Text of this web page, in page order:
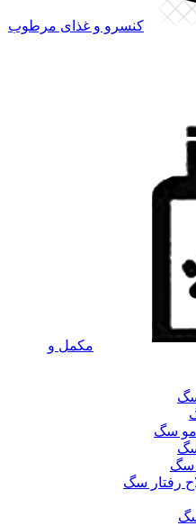
کنسرو و غذای مرطوب
مکمل و
سگ
مو سگ
سگ
رفتار سگ